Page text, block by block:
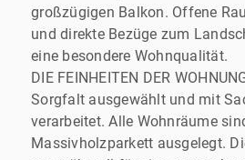
großzügigen Balkon. Offene
und direkte Bezüge zum
eine besondere Wohnqualität.
DIE FEINHEITEN DER
Sorgfalt ausgewählt und mit
verarbeitet. Alle Wohnräume
Massivholzparkett ausgelegt.